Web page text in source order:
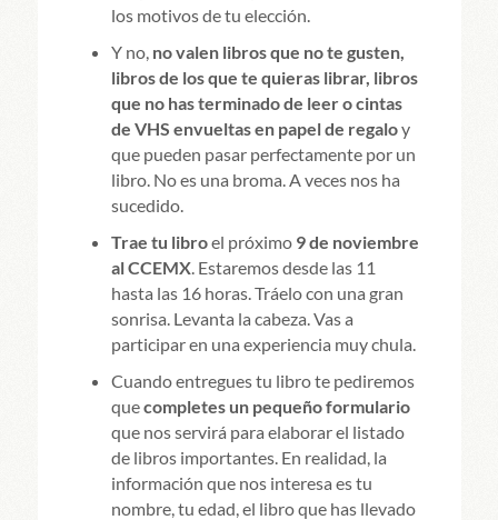
los motivos de tu elección.
Y no, no valen libros que no te gusten,
libros de los que te quieras librar, libros
que no has terminado de leer o cintas
de VHS envueltas en papel de regaloy
que pueden pasar perfectamente por un
libro. No es una broma. A veces nos ha
sucedido.
Trae tu libroel próximo9 de noviembre
al CCEMX. Estaremos desde las 11
hasta las 16 horas. Tráelo con una gran
sonrisa. Levanta la cabeza. Vas a
participar en una experiencia muy chula.
Cuando entregues tu libro te pediremos
quecompletes un pequeño formulario
que nos servirá para elaborar el listado
de libros importantes. En realidad, la
información que nos interesa es tu
nombre, tu edad, el libro que has llevado